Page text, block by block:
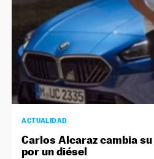
ACTUALIDAD
Carlos Alcaraz cambia
por un diésel